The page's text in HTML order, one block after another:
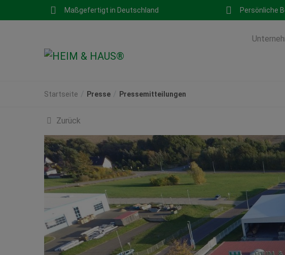
Maßgefertigt in Deutschland Persönliche
Startseite Presse Pressemitteilungen
Zurück